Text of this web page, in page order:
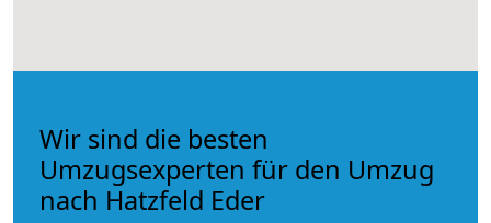
Wir sind die besten
Umzugsexperten für den Umzug
nach Hatzfeld Eder